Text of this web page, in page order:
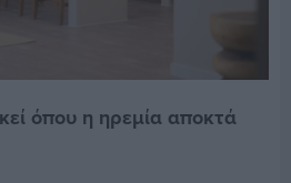
όπου η ηρεμία αποκτά